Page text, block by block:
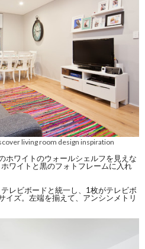
living room design inspiration
ホワイトのウォールシェルフを見えな
ワイトと黒のフォトフレームに入れ
レビボードと統一し、1枚がテレビボ
イズ。左端を揃えて、アンシンメトリ